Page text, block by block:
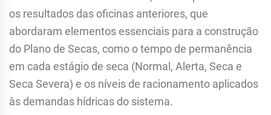
os resultados das oficinas anteriores, que
abordaram elementos essenciais para a construção
do Plano de Secas, como o tempo de permanência
em cada estágio de seca (Normal, Alerta, Seca e
Seca Severa) e os níveis de racionamento aplicados
às demandas hídricas do sistema.